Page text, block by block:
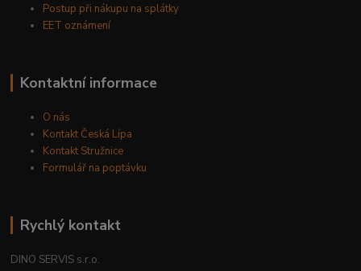
Postup při nákupu na splátky
EET oznámení
Kontaktní informace
O nás
Kontakt Česká Lípa
Kontakt Stružnice
Formulář na poptávku
Rychlý kontakt
DINO SERVIS s.r.o.